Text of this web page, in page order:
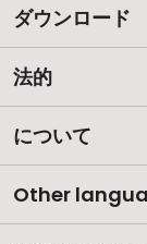
ダウンロード
法的
について
Other